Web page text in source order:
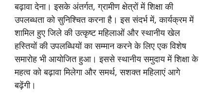
बढ़ावा देना। इसके अंतर्गत, ग्रामीण क्षेत्रों में शिक्षा की
उपलब्धता को सुनिश्चित करना है। इस संदर्भ में, कार्यक्रम में
शामिल हुए जिले की उत्कृष्ट महिलाओं और स्थानीय खेल
हस्तियों की उपलब्धियों का सम्मान करने के लिए एक विशेष
समारोह भी आयोजित हुआ। इससे स्थानीय समुदाय में शिक्षा के
महत्व को बढ़ावा मिलेगा और समर्थ, सशक्त महिलाएं आगे
बढ़ेंगी।